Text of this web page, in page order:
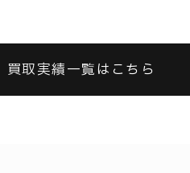
買取実績一覧はこちら